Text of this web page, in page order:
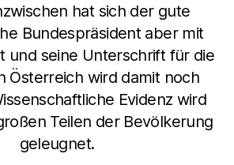
hat sich der gute
Bundespräsident aber mit
und seine Unterschrift für die
Österreich wird damit noch
Evidenz wird
Teilen der Bevölkerung
geleugnet.